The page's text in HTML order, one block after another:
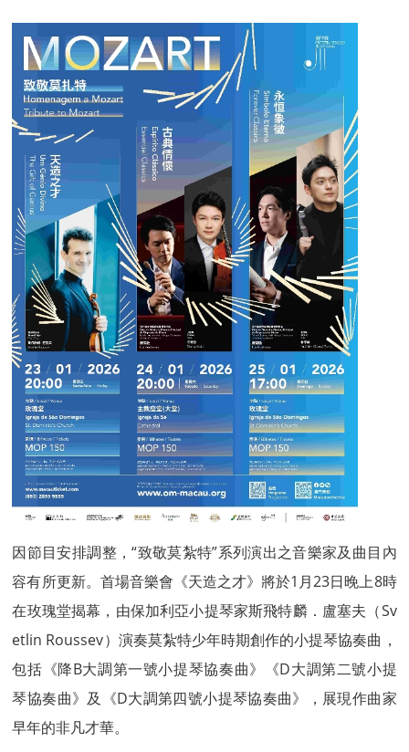
因節目安排調整，“致敬莫紮特”系列演出之音樂家及曲目內
容有所更新。首場音樂會《天造之才》將於1月23日晚上8時
在玫瑰堂揭幕，由保加利亞小提琴家斯飛特麟．盧塞夫（Sv
etlin Roussev）演奏莫紮特少年時期創作的小提琴協奏曲，
包括《降B大調第一號小提琴協奏曲》《D大調第二號小提
琴協奏曲》及《D大調第四號小提琴協奏曲》，展現作曲家
早年的非凡才華。